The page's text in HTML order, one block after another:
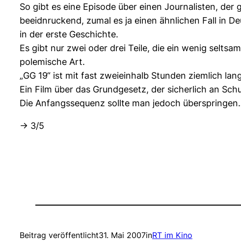
So gibt es eine Episode über einen Journalisten,
beeidnruckend, zumal es ja einen ähnlichen Fall in
in der erste Geschichte.
Es gibt nur zwei oder drei Teile, die ein wenig
polemische Art.
„GG 19“ ist mit fast zweieinhalb Stunden ziemlich
Ein Film über das Grundgesetz, der sicherlich an
Die Anfangssequenz sollte man jedoch
-> 3/5
Beitrag veröffentlicht31. Mai 2007inRT im Kino